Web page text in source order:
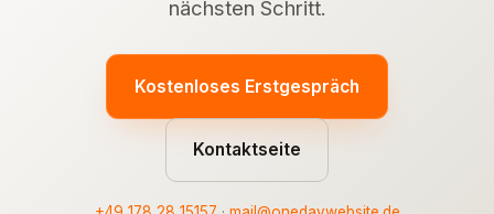
nächsten Schritt.
Kostenloses Erstgespräch
Kontaktseite